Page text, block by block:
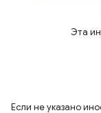
Эта
Если не указано